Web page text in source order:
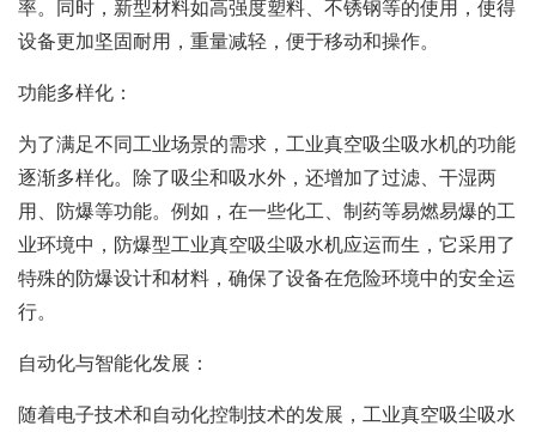
率。同时，新型材料如高强度塑料、不锈钢等的使用，使得
设备更加坚固耐用，重量减轻，便于移动和操作。
功能多样化：
为了满足不同工业场景的需求，工业真空吸尘吸水机的功能
逐渐多样化。除了吸尘和吸水外，还增加了过滤、干湿两
用、防爆等功能。例如，在一些化工、制药等易燃易爆的工
业环境中，防爆型工业真空吸尘吸水机应运而生，它采用了
特殊的防爆设计和材料，确保了设备在危险环境中的安全运
行。
自动化与智能化发展：
随着电子技术和自动化控制技术的发展，工业真空吸尘吸水